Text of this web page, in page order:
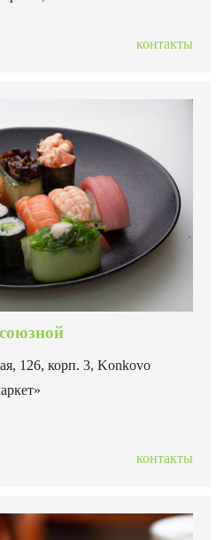
контакты
126, корп. 3, Konkovo
контакты